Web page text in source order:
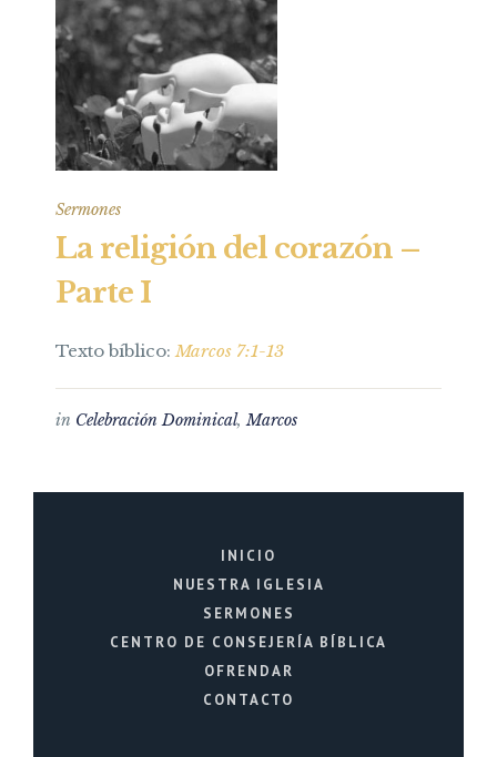
Sermones
La religión del corazón –
Parte I
Texto bíblico:Marcos 7:1-13
in Celebración Dominical,Marcos
INICIO
NUESTRA IGLESIA
SERMONES
CENTRO DE CONSEJERÍA BÍBLICA
OFRENDAR
CONTACTO